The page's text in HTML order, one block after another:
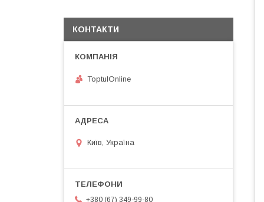
КОНТАКТИ
ToptulOnline
Київ, Україна
+380 (67) 349-99-80